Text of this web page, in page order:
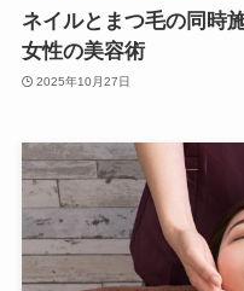
ネイルとまつ毛の同時
女性の美容術
2025年10月27日